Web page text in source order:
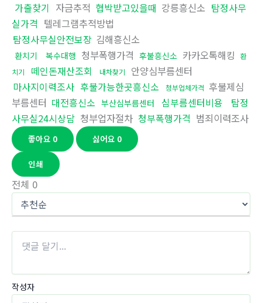
가출찾기 자금추적 협박받고있을때 강릉흥신소 탐정사무
실가격 텔레그램추적방법
탐정사무실안전보장 김해흥신소
환치기 복수대행 청부폭행가격 후불흥신소 카카오톡해킹
환
치기
떼인돈재산조회 내차찾기
안양심부름센터
마사지이력조사 후불가능한곳흥신소 청부업체가격 후불제심
부름센터 대전흥신소 부산심부름센터 심부름센터비용
탐정
사무실24시상담 청부업자절차 청부폭행가격 범죄이력조사
좋아요 0 싫어요 0
인쇄
전체 0
작성자